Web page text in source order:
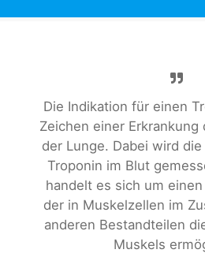
Die Indikation für einen
Zeichen einer
der Lunge. Dabei wird
Troponin im Blut
handelt es sich um
der in Muskelzellen im
anderen Bestandteilen
Muskels